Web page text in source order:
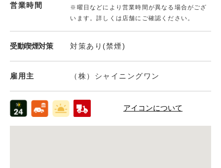
営業時間
※曜日などにより営業時間が異なる場合がござ
います。詳しくは店舗にご確認ください。
受動喫煙対策 対策あり(禁煙)
雇用主 （株）シャイニングワン
アイコンについて